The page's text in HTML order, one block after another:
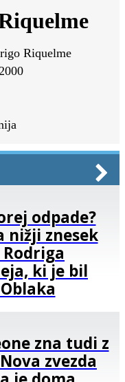
Riquelme
odpade?
nižji znesek
ki je bil
zna tudi z
zvezda